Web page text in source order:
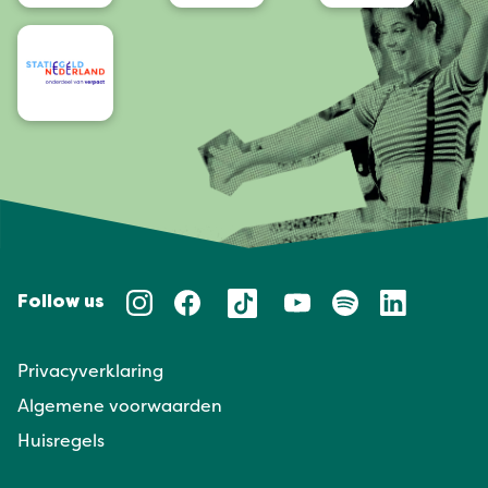
Follow us
Privacyverklaring
Algemene voorwaarden
Huisregels